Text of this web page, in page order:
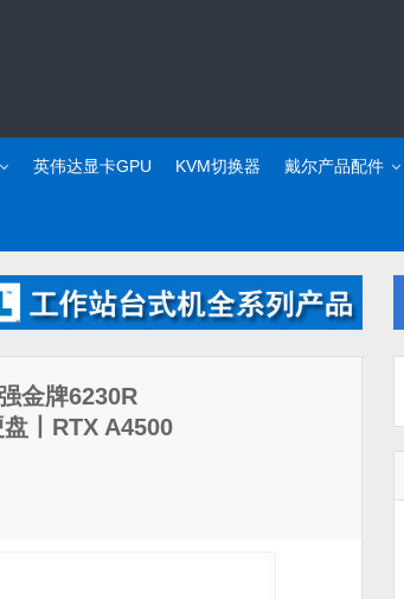
英伟达显卡GPU KVM切换器 戴尔产品配件
金牌6230R
丨RTX A4500